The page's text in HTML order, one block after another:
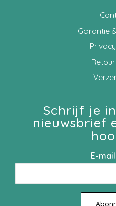
Garantie
Schrijf je
nieuwsbrief
E-